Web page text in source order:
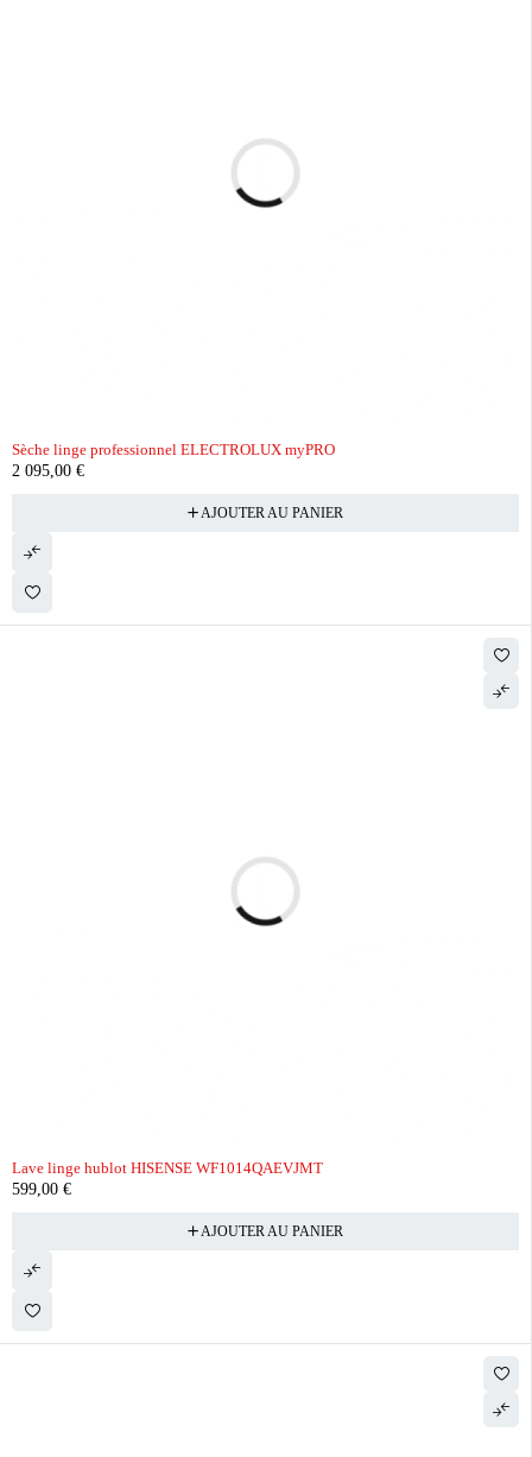
Sèche linge professionnel ELECTROLUX myPRO
2 095,00 €
AJOUTER AU PANIER
Lave linge hublot HISENSE WF1014QAEVJMT
599,00 €
AJOUTER AU PANIER